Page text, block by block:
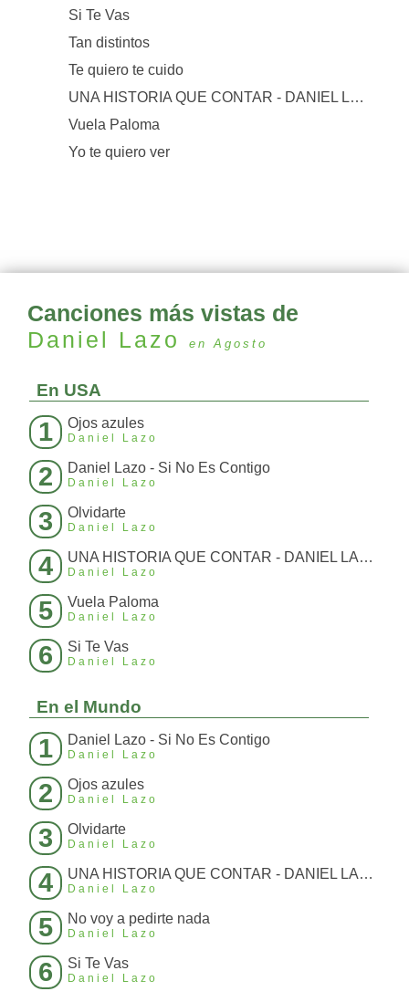
Si Te Vas
Tan distintos
Te quiero te cuido
UNA HISTORIA QUE CONTAR - DANIEL LAZO
Vuela Paloma
Yo te quiero ver
Canciones más vistas de
Daniel Lazo
en Agosto
En USA
1 Ojos azules
Daniel Lazo
2 Daniel Lazo - Si No Es Contigo
Daniel Lazo
3 Olvidarte
Daniel Lazo
4 UNA HISTORIA QUE CONTAR - DANIEL LAZO
Daniel Lazo
5 Vuela Paloma
Daniel Lazo
6 Si Te Vas
Daniel Lazo
En el Mundo
1 Daniel Lazo - Si No Es Contigo
Daniel Lazo
2 Ojos azules
Daniel Lazo
3 Olvidarte
Daniel Lazo
4 UNA HISTORIA QUE CONTAR - DANIEL LAZO
Daniel Lazo
5 No voy a pedirte nada
Daniel Lazo
6 Si Te Vas
Daniel Lazo